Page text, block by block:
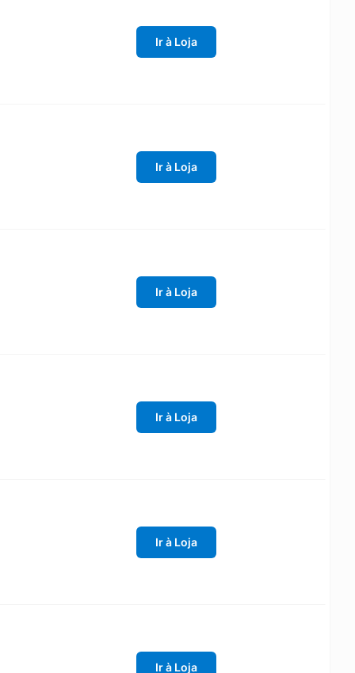
Ir à Loja
Ir à Loja
Ir à Loja
Ir à Loja
Ir à Loja
Ir à Loja